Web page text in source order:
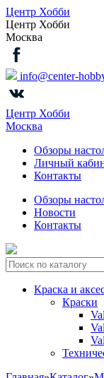
Центр Хобби
Центр Хобби
Москва
info@center-
Центр Хобби
Москва
Обзоры
Личный
Контакты
Обзоры
Новости
Контакты
Краска и
Краски